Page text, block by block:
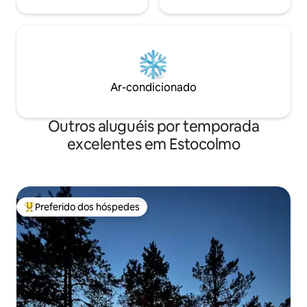
Ar-condicionado
Outros aluguéis por temporada
excelentes em Estocolmo
Entre os melhores preferidos dos hóspedes
Preferido dos hóspedes